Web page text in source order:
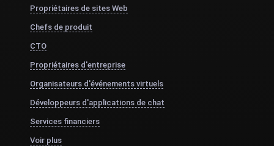
Propriétaires de sites Web
Chefs de produit
CTO
Propriétaires d'entreprise
Organisateurs d'événements virtuels
Développeurs d'applications de chat
Services financiers
Voir plus